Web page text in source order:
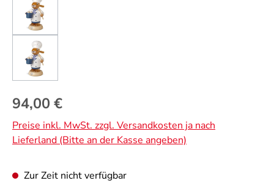
Regulärer Preis:
94,00 €
Preise inkl. MwSt. zzgl. Versandkosten ja nach
Lieferland (Bitte an der Kasse angeben)
Zur Zeit nicht verfügbar